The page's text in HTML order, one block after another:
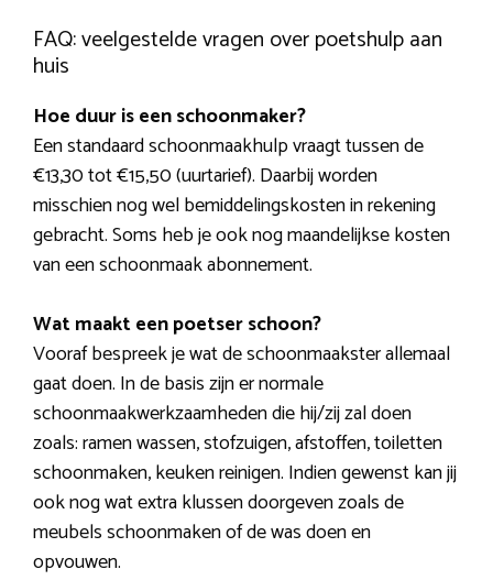
FAQ: veelgestelde vragen over poetshulp aan
huis
Hoe duur is een schoonmaker?
Een standaard schoonmaakhulp vraagt tussen de
€13,30 tot €15,50 (uurtarief). Daarbij worden
misschien nog wel bemiddelingskosten in rekening
gebracht. Soms heb je ook nog maandelijkse kosten
van een schoonmaak abonnement.
Wat maakt een poetser schoon?
Vooraf bespreek je wat de schoonmaakster allemaal
gaat doen. In de basis zijn er normale
schoonmaakwerkzaamheden die hij/zij zal doen
zoals: ramen wassen, stofzuigen, afstoffen, toiletten
schoonmaken, keuken reinigen. Indien gewenst kan jij
ook nog wat extra klussen doorgeven zoals de
meubels schoonmaken of de was doen en
opvouwen.